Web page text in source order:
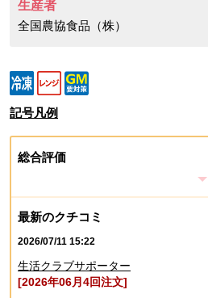
生産者
全国農協食品（株）
記号凡例
総合評価
最新のクチコミ
2026/07/11 15:22
生活クラブサポーター
[2026年06月4回注文]